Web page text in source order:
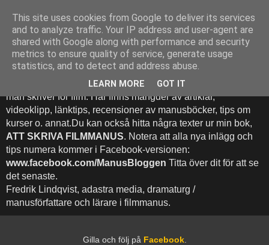
Att Skriva Filmmanus -
Bloggen
Denna blogg inehhåller runt 500 (!) inlägg med fokus på hur
man skriver för film. Här finns mängder av artiklar,
videoklipp, länktips, recensioner av manusböcker, tips om
kurser o. annat.Du kan också hitta några texter ur min bok,
ATT SKRIVA FILMMANUS. Notera att alla nya inlägg och
tips numera kommer i Facebook-versionen:
www.facebook.com/ManusBloggen Titta över dit för att se
det senaste.
Fredrik Lindqvist, adastra media, dramaturg /
manusförfattare och lärare i filmmanus.
Gilla och följ på Facebook.
This site uses cookies from Google to deliver its services
and to analyze traffic. Your IP address and user-agent are
shared with Google along with performance and security
metrics to ensure quality of service, generate usage
statistics, and to detect and address abuse.
LEARN MORE GOT IT